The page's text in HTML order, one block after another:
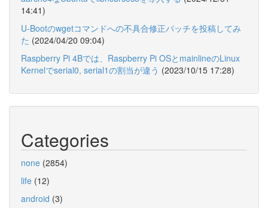
14:41)
U-Bootのwgetコマンドへの不具合修正パッチを投稿してみ
た (2024/04/20 09:04)
Raspberry Pi 4Bでは、Raspberry Pi OSとmainlineのLinux
Kernelでserial0, serial1の割当が違う (2023/10/15 17:28)
Categories
none (2854)
life (12)
android (3)